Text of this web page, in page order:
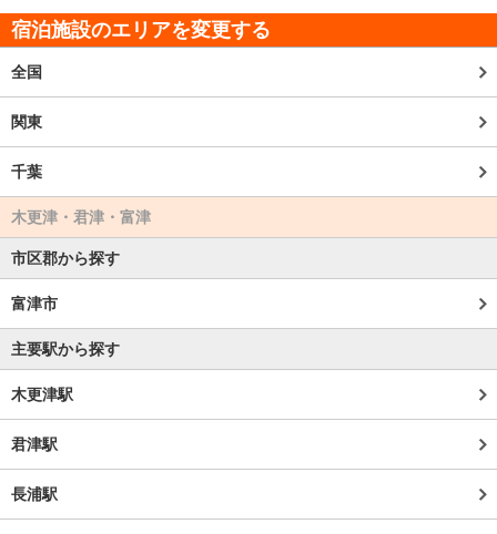
宿泊施設のエリアを変更する
全国
関東
千葉
木更津・君津・富津
市区郡から探す
富津市
主要駅から探す
木更津駅
君津駅
長浦駅